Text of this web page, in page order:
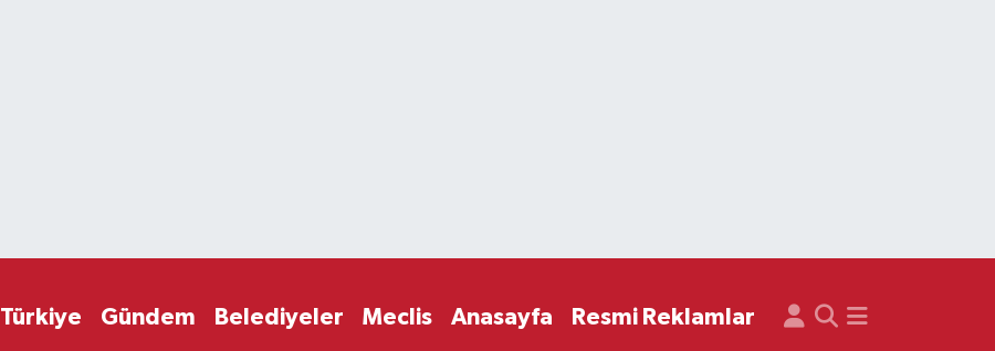
Türkiye Gündem Belediyeler Meclis Anasayfa Resmi Reklamlar